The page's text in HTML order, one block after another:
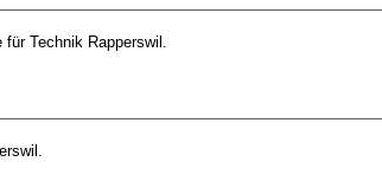
Technik Rapperswil.